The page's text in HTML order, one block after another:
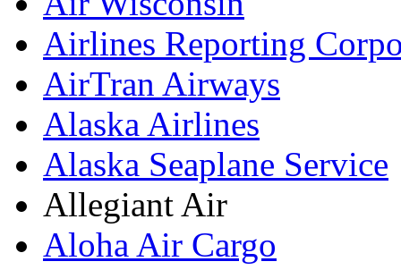
Airlines Reporting
AirTran Airways
Alaska Airlines
Alaska Seaplane Service
Allegiant Air
Aloha Air Cargo